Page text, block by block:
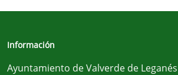
Información
Ayuntamiento de Valverde de Leganés